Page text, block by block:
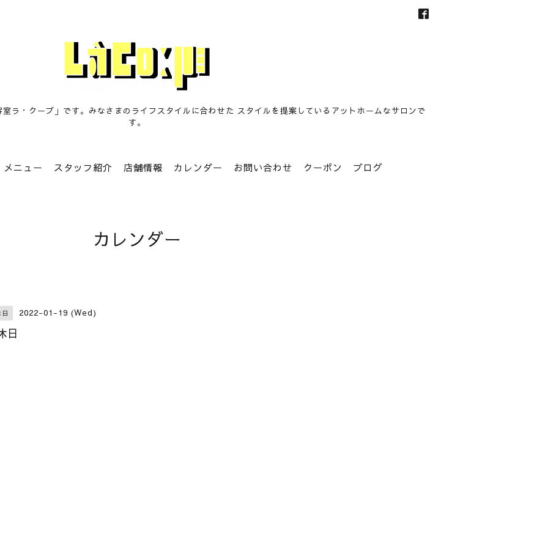
ラ・クープ」です。みなさまのライフスタイルに合わせた スタイルを提案しているアットホームなサロンで
す。
メニュー スタッフ紹介 店舗情報 カレンダー お問い合わせ クーポン ブログ
カレンダー
2022-01-19 (Wed)
日